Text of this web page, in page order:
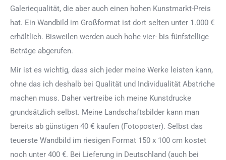
Galeriequalität, die aber auch einen hohen Kunstmarkt-Preis
hat. Ein Wandbild im Großformat ist dort selten unter 1.000 €
erhältlich. Bisweilen werden auch hohe vier- bis fünfstellige
Beträge abgerufen.
Mir ist es wichtig, dass sich jeder meine Werke leisten kann,
ohne das ich deshalb bei Qualität und Individualität Abstriche
machen muss. Daher vertreibe ich meine Kunstdrucke
grundsätzlich selbst. Meine Landschaftsbilder kann man
bereits ab günstigen 40 € kaufen (Fotoposter). Selbst das
teuerste Wandbild im riesigen Format 150 x 100 cm kostet
noch unter 400 €. Bei Lieferung in Deutschland (auch bei